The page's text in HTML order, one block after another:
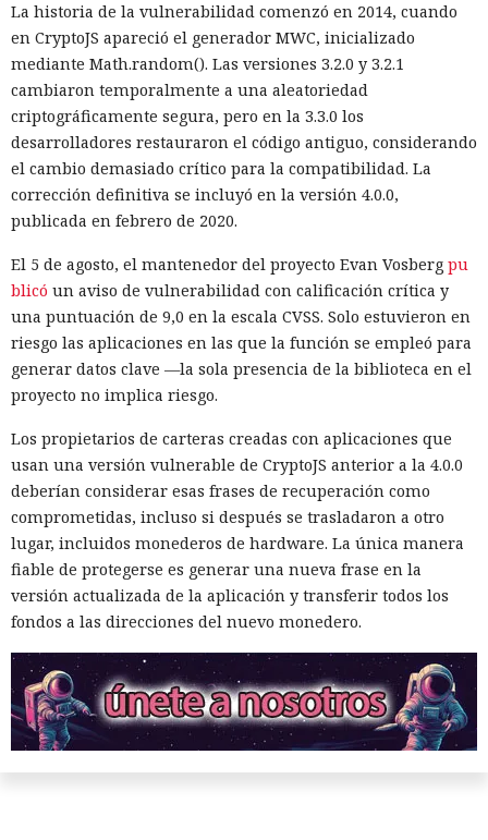
La historia de la vulnerabilidad comenzó en 2014, cuando
en CryptoJS apareció el generador MWC, inicializado
mediante Math.random(). Las versiones 3.2.0 y 3.2.1
cambiaron temporalmente a una aleatoriedad
criptográficamente segura, pero en la 3.3.0 los
desarrolladores restauraron el código antiguo, considerando
el cambio demasiado crítico para la compatibilidad. La
corrección definitiva se incluyó en la versión 4.0.0,
publicada en febrero de 2020.
El 5 de agosto, el mantenedor del proyecto Evan Vosberg pu
blicó un aviso de vulnerabilidad con calificación crítica y
una puntuación de 9,0 en la escala CVSS. Solo estuvieron en
riesgo las aplicaciones en las que la función se empleó para
generar datos clave —la sola presencia de la biblioteca en el
proyecto no implica riesgo.
Los propietarios de carteras creadas con aplicaciones que
usan una versión vulnerable de CryptoJS anterior a la 4.0.0
deberían considerar esas frases de recuperación como
comprometidas, incluso si después se trasladaron a otro
lugar, incluidos monederos de hardware. La única manera
fiable de protegerse es generar una nueva frase en la
versión actualizada de la aplicación y transferir todos los
fondos a las direcciones del nuevo monedero.